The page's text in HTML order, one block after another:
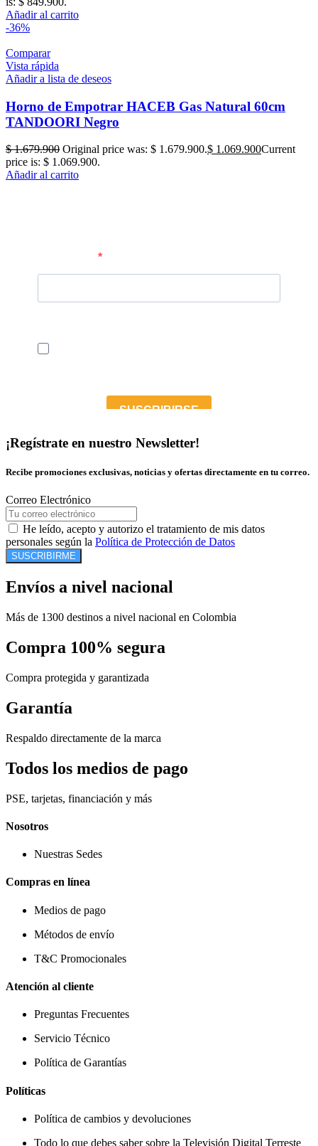
Añadir al carrito
-36%
Comparar
Vista rápida
Añadir a lista de deseos
Horno de Empotrar HACEB Gas Natural 60cm
TANDOORI Negro
$1.679.900 Original price was: $ 1.679.900.$ 1.069.900Current
price is: $ 1.069.900.
Añadir al carrito
¡Regístrate en nuestro Newsletter!
Recibe promociones exclusivas, noticias y ofertas directamente en tu correo.
Correo Electrónico
He leído, acepto y autorizo el tratamiento de mis datos
personales según la Política de Protección de Datos
SUSCRIBIRME
Envíos a nivel nacional
Más de 1300 destinos a nivel nacional en Colombia
Compra 100% segura
Compra protegida y garantizada
Garantía
Respaldo directamente de la marca
Todos los medios de pago
PSE, tarjetas, financiación y más
Nosotros
Nuestras Sedes
Compras en línea
Medios de pago
Métodos de envío
T&C Promocionales
Atención al cliente
Preguntas Frecuentes
Servicio Técnico
Política de Garantías
Políticas
Política de cambios y devoluciones
Todo lo que debes saber sobre la Televisión Digital Terreste